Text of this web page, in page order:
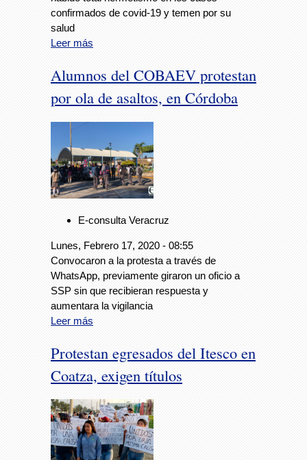
confirmados de covid-19 y temen por su
salud
Leer más
Alumnos del COBAEV protestan
por ola de asaltos, en Córdoba
E-consulta Veracruz
Lunes, Febrero 17, 2020 - 08:55
Convocaron a la protesta a través de
WhatsApp, previamente giraron un oficio a
SSP sin que recibieran respuesta y
aumentara la vigilancia
Leer más
Protestan egresados del Itesco en
Coatza, exigen títulos